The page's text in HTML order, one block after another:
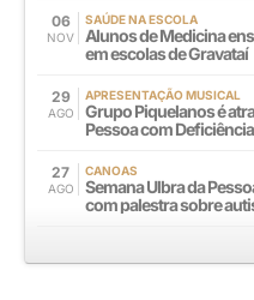
06
NOV
SAÚDE NA ESCOLA
Alunos de Medicina
em escolas de Gravataí
29
AGO
APRESENTAÇÃO MUSICAL
Grupo Piquelanos é
Pessoa com Deficiência
27
AGO
CANOAS
Semana Ulbra da
com palestra sobre